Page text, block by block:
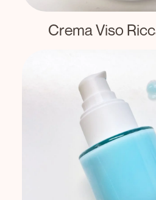
Crema Viso